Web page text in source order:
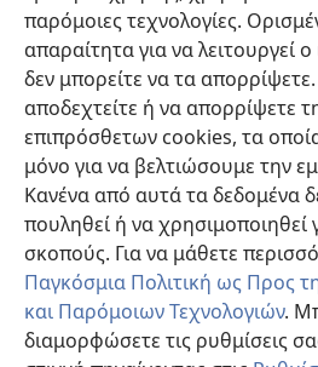
παρόμοιες τεχνολογίες.
απαραίτητα για να λειτουργεί
δεν μπορείτε να τα
αποδεχτείτε ή να απορρίψετε
επιπρόσθετων cookies, τα
μόνο για να βελτιώσουμε την
Κανένα από αυτά τα δεδομένα
πουληθεί ή να χρησιμοποιηθεί
σκοπούς. Για να μάθετε
Παγκόσμια Πολιτική ως Προς
και Παρόμοιων Τεχνολογιών.
διαμορφώσετε τις ρυθμίσεις
Συνεισφορές
(ανοίγει
παράθυρο)ΔΙΑΔΙΚΤΥΑΚΗ ΒΙΒΛΙΟΘΗΚΗ της
(ανοίγει
νέο
παράθυρο)
JW Hub
(ανοίγει
νέο
παράθυρο)JW Library®
Βιβλιοθήκη της Σκοπιάς
Copyright © 2026 Watch Tower Bible and